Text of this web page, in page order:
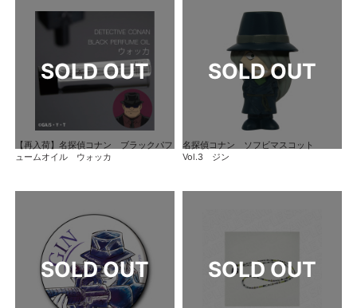
【再入荷】名探偵コナン ブラックパフ
ュームオイル ウォッカ
名探偵コナン ソフビマスコット
Vol.3 ジン